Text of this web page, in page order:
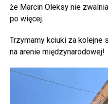
że Marcin Oleksy nie
po więcej.
Trzymamy kciuki za kolejne
na arenie międzynarodowej!